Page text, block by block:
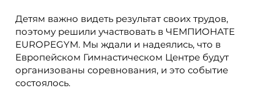
Детям важно видеть результат своих трудов,
поэтому решили участвовать в ЧЕМПИОНАТЕ
EUROPEGYM. Мы ждали и надеялись, что в
Европейском Гимнастическом Центре будут
организованы соревнования, и это событие
состоялось.